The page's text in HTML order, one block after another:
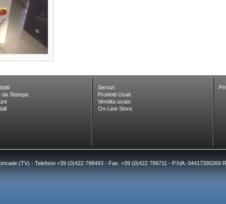
da Stampa
Servizi
Prodotti Usati
Vendita usato
On-Line Store
(TV) - Telefono +39 (0)422 798493 - Fax. +39 (0)422 799711 - P.IVA: 04417390269